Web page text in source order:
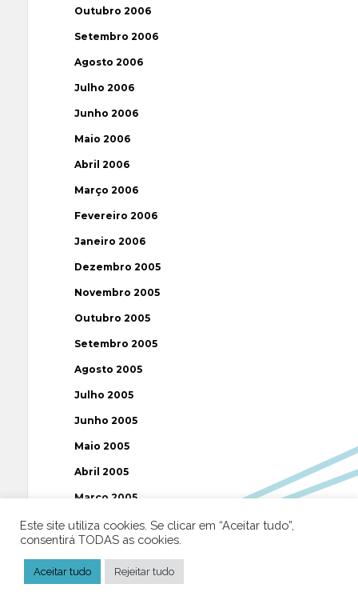
Outubro 2006
Setembro 2006
Agosto 2006
Julho 2006
Junho 2006
Maio 2006
Abril 2006
Março 2006
Fevereiro 2006
Janeiro 2006
Dezembro 2005
Novembro 2005
Outubro 2005
Setembro 2005
Agosto 2005
Julho 2005
Junho 2005
Maio 2005
Abril 2005
Março 2005
Fevereiro 2005
Dezembro 2004
Este site utiliza cookies. Se clicar em “Aceitar tudo”,
consentirá TODAS as cookies.
Aceitar tudo Rejeitar tudo